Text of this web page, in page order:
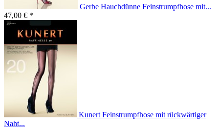
Gerbe Hauchdünne Feinstrumpfhose mit...
47,00 € *
Kunert Feinstrumpfhose mit rückwärtiger
Naht...